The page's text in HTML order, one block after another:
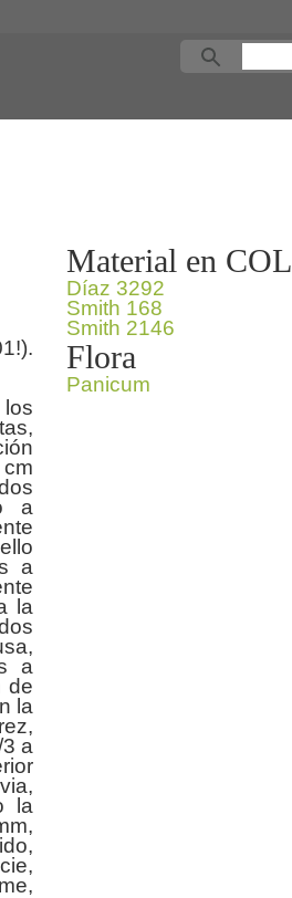
a
a
la
a
de
la
a
la
Material en COL
Díaz 3292
Smith 168
Smith 2146
Flora
Panicum